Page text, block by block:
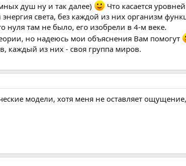
душ ну и так далее)
Что касается
света, без каждой из них организм
нуля там не было, его изобрели в 4-м веке.
но надеюсь мои объяснения Вам помогут
каждый из них - своя группа миров.
модели, хотя меня не оставляет